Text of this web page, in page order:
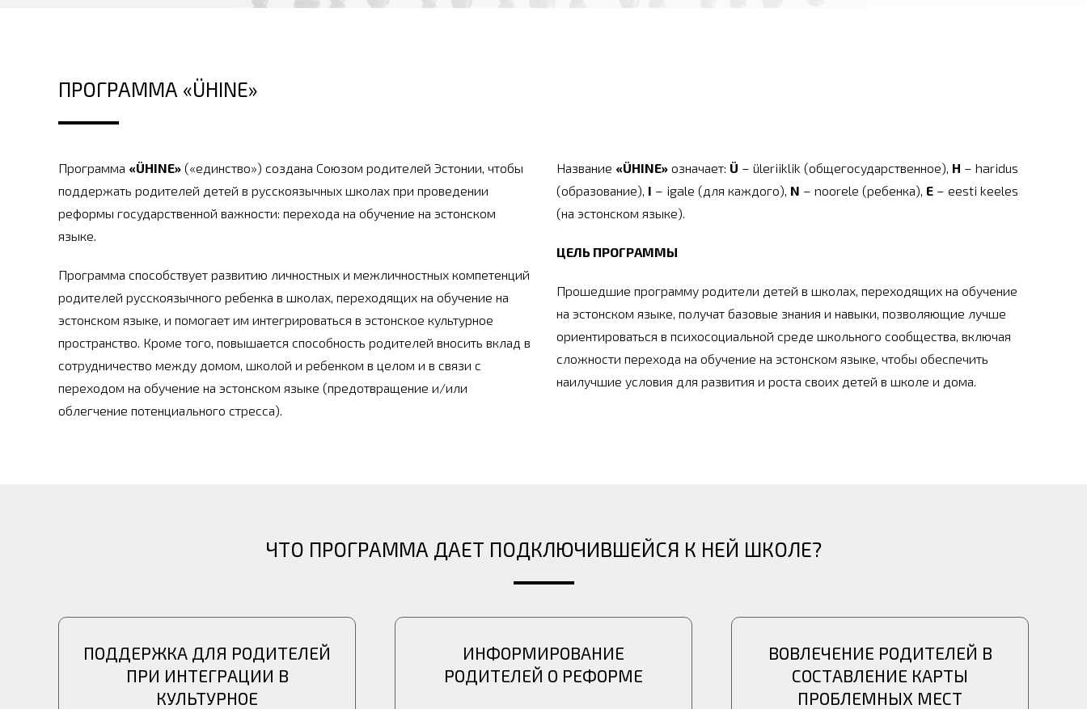
ПРОГРАММА «ÜHINE»
Программа «ÜHINE»(«единство») создана Союзом родителей Эстонии, чтобы
поддержать родителей детей в русскоязычных школах при проведении
реформы государственной важности: перехода на обучение на эстонском
языке.
Программа способствует развитию личностных и межличностных компетенций
родителей русскоязычного ребенка в школах, переходящих на обучение на
эстонском языке, и помогает им интегрироваться в эстонское культурное
пространство. Кроме того, повышается способность родителей вносить вклад в
сотрудничество между домом, школой и ребенком в целом и в связи с
переходом на обучение на эстонском языке (предотвращение и/или
облегчение потенциального стресса).
Название «ÜHINE» означает: Ü – üleriiklik (общегосударственное), H – haridus
(образование), I – igale (для каждого), N – noorele (ребенка), E – eesti keeles
(на эстонском языке).
ЦЕЛЬ ПРОГРАММЫ
Прошедшие программу родители детей в школах, переходящих на обучение
на эстонском языке, получат базовые знания и навыки, позволяющие лучше
ориентироваться в психосоциальной среде школьного сообщества, включая
сложности перехода на обучение на эстонском языке, чтобы обеспечить
наилучшие условия для развития и роста своих детей в школе и дома.
ЧТО ПРОГРАММА ДАЕТ ПОДКЛЮЧИВШЕЙСЯ К НЕЙ ШКОЛЕ?
ПОДДЕРЖКА ДЛЯ РОДИТЕЛЕЙ
ПРИ ИНТЕГРАЦИИ В
КУЛЬТУРНОЕ
ИНФОРМИРОВАНИЕ
РОДИТЕЛЕЙ О РЕФОРМЕ
ВОВЛЕЧЕНИЕ РОДИТЕЛЕЙ В
СОСТАВЛЕНИЕ КАРТЫ
ПРОБЛЕМНЫХ МЕСТ